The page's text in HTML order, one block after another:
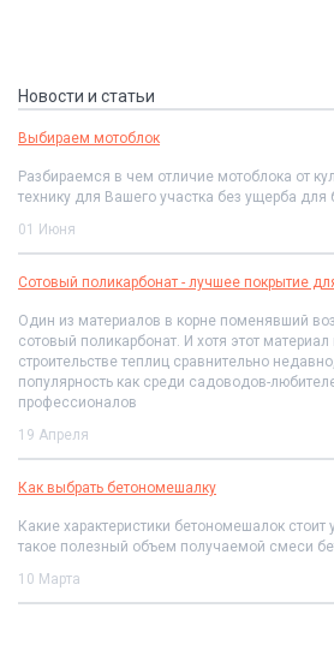
Новости и статьи
Выбираем мотоблок
Разбираемся в чем отличие мотоблока от
технику для Вашего участка без ущерба для
01 Июня
Сотовый поликарбонат - лучшее покрытие
Один из материалов в корне поменявший
сотовый поликарбонат. И хотя этот материал
строительстве теплиц сравнительно
популярность как среди садоводов-
профессионалов
19 Апреля
Как выбрать бетономешалку
Какие характеристики бетономешалок стоит
такое полезный объем получаемой смеси
10 Марта